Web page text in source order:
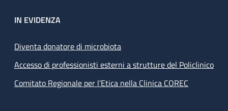
IN EVIDENZA
Diventa donatore di microbiota
Accesso di professionisti esterni a strutture del Policlinico
Comitato Regionale per l’Etica nella Clinica COREC